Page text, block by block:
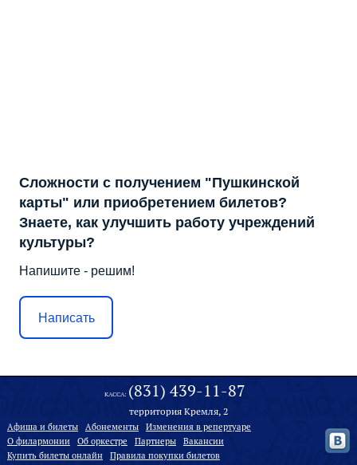
Сложности с получением "Пушкинской
карты" или приобретением билетов?
Знаете, как улучшить работу учреждений
культуры?
Напишите - решим!
Написать
КАССА: (831) 439-11-87
территория Кремля, 2
Афиша и билеты Абонементы
Изменения в репертуаре
О филармонии
Oб оркестре Партнеры
Вакансии
Купить билеты онлайн
Правила покупки билетов